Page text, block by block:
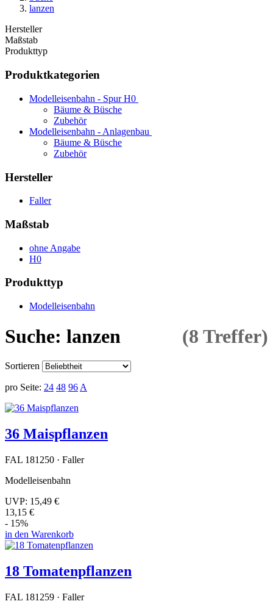
lanzen
Hersteller
Maßstab
Produkttyp
Produktkategorien
Modelleisenbahn - Spur H0
Bäume & Büsche
Zubehör
Modelleisenbahn - Anlagenbau
Bäume & Büsche
Zubehör
Hersteller
Faller
Maßstab
ohne Angabe
H0
Produkttyp
Modelleisenbahn
Suche: lanzen (8 Treffer)
Sortieren
pro Seite: 24 48 96 A
36 Maispflanzen
FAL 181250 · Faller
Modelleisenbahn
UVP: 15,49 €
13,15 €
- 15%
in den Warenkorb
18 Tomatenpflanzen
FAL 181259 · Faller